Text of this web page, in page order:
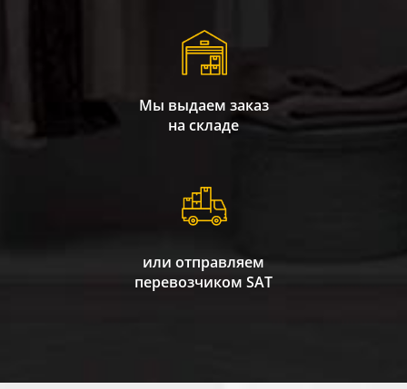
Мы выдаем заказ
на складе
или отправляем
перевозчиком SAT